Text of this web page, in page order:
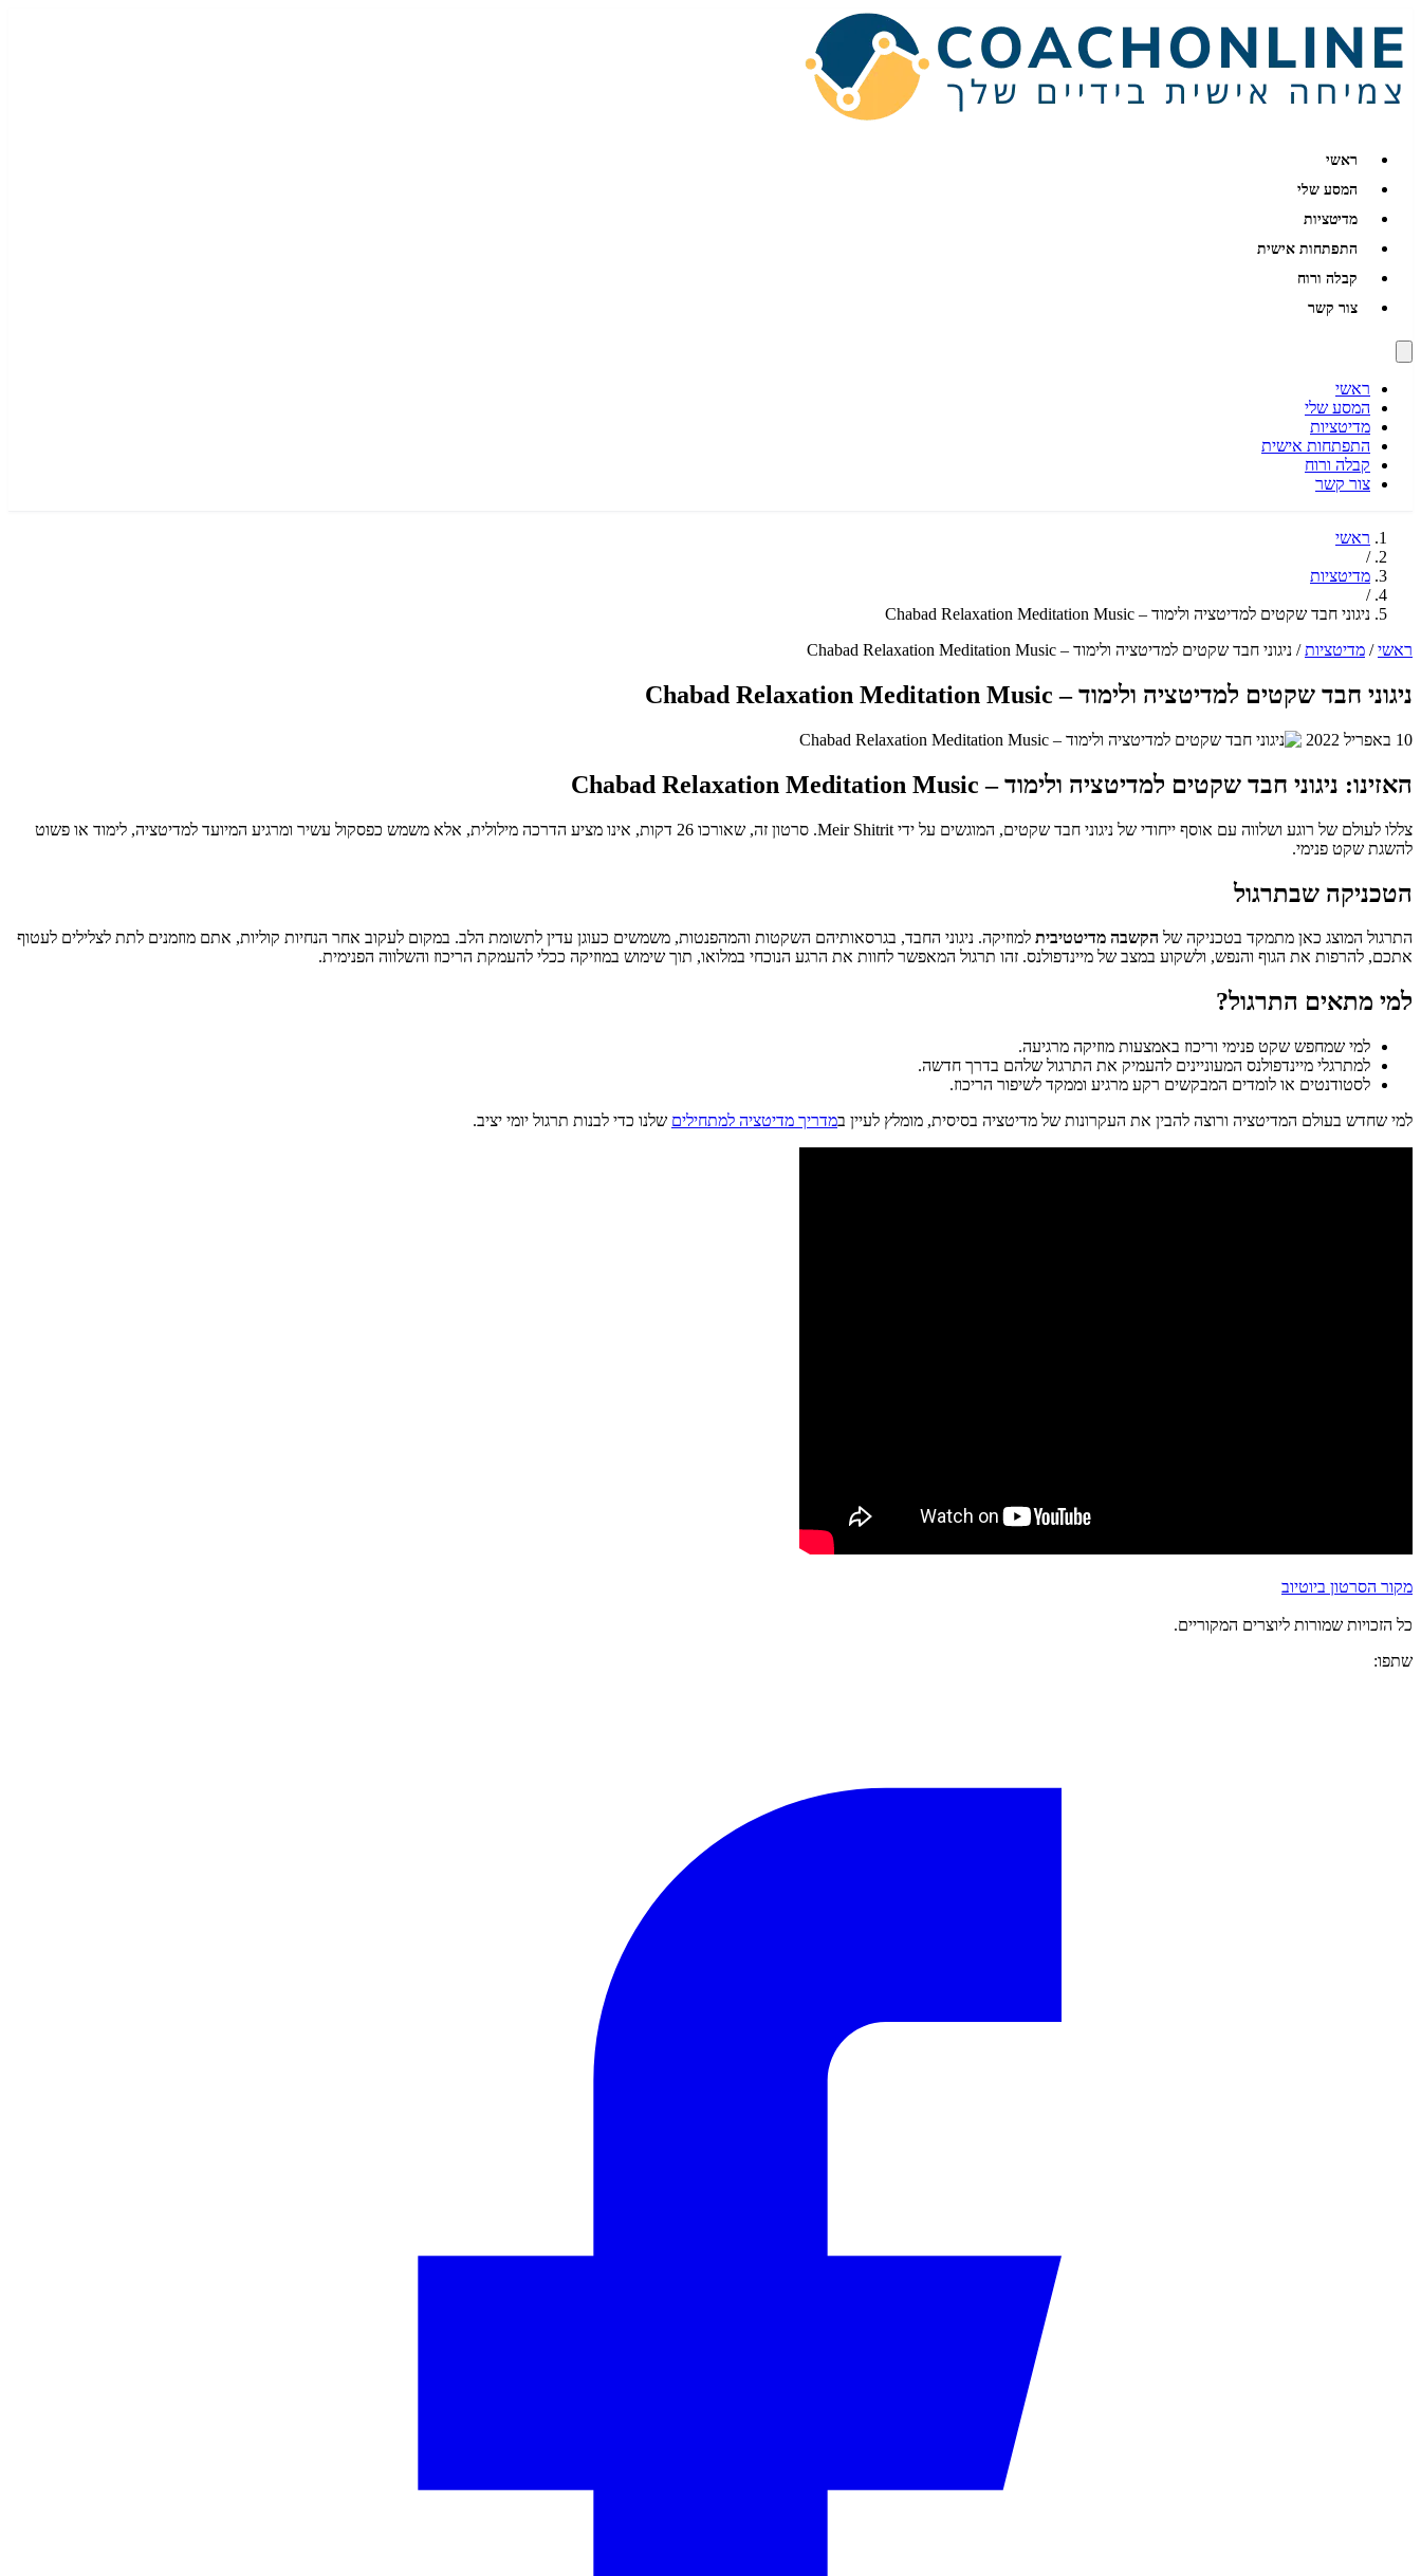
ראשי
המסע שלי
מדיטציות
התפתחות אישית
קבלה ורוח
צור קשר
ראשי
המסע שלי
מדיטציות
התפתחות אישית
קבלה ורוח
צור קשר
ראשי
/
מדיטציות
/
ניגוני חבד שקטים למדיטציה ולימוד – Chabad Relaxation Meditation Music
ראשי / מדיטציות / ניגוני חבד שקטים למדיטציה ולימוד – Chabad Relaxation Meditation Music
ניגוני חבד שקטים למדיטציה ולימוד – Chabad Relaxation Meditation Music
10 באפריל 2022
האזינו: ניגוני חבד שקטים למדיטציה ולימוד – Chabad Relaxation Meditation Music
צללו לעולם של רוגע ושלווה עם אוסף ייחודי של ניגוני חבד שקטים, המוגשים על ידי Meir Shitrit. סרטון זה, שאורכו 26 דקות, אינו מציע הדרכה מילולית, אלא משמש כפסקול עשיר ומרגיע המיועד למדיטציה, לימוד או פשוט
להשגת שקט פנימי.
הטכניקה שבתרגול
התרגול המוצג כאן מתמקד בטכניקה של הקשבה מדיטטיבית למוזיקה. ניגוני החבד, בגרסאותיהם השקטות והמהפנטות, משמשים כעוגן עדין לתשומת הלב. במקום לעקוב אחר הנחיות קוליות, אתם מוזמנים לתת לצלילים לעטוף
אתכם, להרפות את הגוף והנפש, ולשקוע במצב של מיינדפולנס. זהו תרגול המאפשר לחוות את הרגע הנוכחי במלואו, תוך שימוש במוזיקה ככלי להעמקת הריכוז והשלווה הפנימית.
למי מתאים התרגול?
למי שמחפש שקט פנימי וריכוז באמצעות מוזיקה מרגיעה.
למתרגלי מיינדפולנס המעוניינים להעמיק את התרגול שלהם בדרך חדשה.
לסטודנטים או לומדים המבקשים רקע מרגיע וממקד לשיפור הריכוז.
למי שחדש בעולם המדיטציה ורוצה להבין את העקרונות של מדיטציה בסיסית, מומלץ לעיין במדריך מדיטציה למתחילים שלנו כדי לבנות תרגול יומי יציב.
מקור הסרטון ביוטיוב
כל הזכויות שמורות ליוצרים המקוריים.
שתפו: